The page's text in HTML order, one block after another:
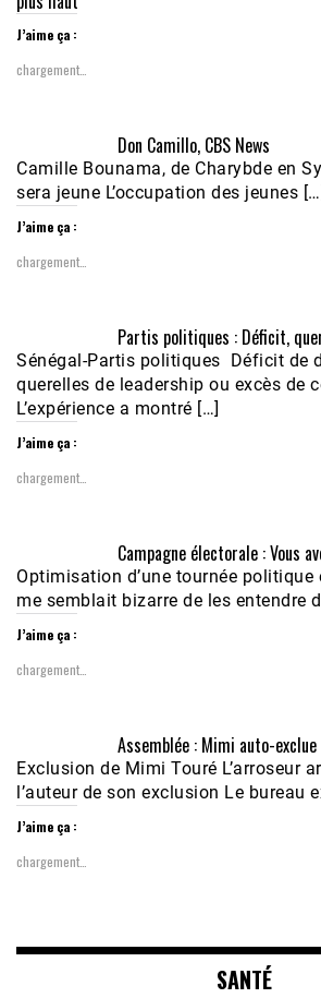
J’aime ça :
chargement…
Don Camillo, CBS News
Camille Bounama, de Charybde en
sera jeune L’occupation des jeunes
J’aime ça :
chargement…
Partis politiques : Déficit,
Sénégal-Partis politiques Déficit de
querelles de leadership ou excès de
L’expérience a montré […]
J’aime ça :
chargement…
Campagne électorale : Vous
Optimisation d’une tournée
me semblait bizarre de les entendre
J’aime ça :
chargement…
Assemblée : Mimi auto-exclue
Exclusion de Mimi Touré L’arroseur
l’auteur de son exclusion Le bureau
J’aime ça :
chargement…
SANTÉ